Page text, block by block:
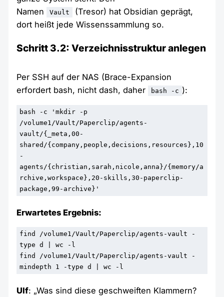
Namen
Vault
(Tresor) hat Obsidian geprägt,
dort heißt jede Wissenssammlung so.
Schritt 3.2: Verzeichnisstruktur anlegen
Per SSH auf der NAS (Brace-Expansion
erfordert bash, nicht dash, daher
bash -c ):
bash -c 'mkdir -p
/volume1/Vault/Paperclip/agents-
vault/{_meta,00-
shared/{company,people,decisions,resources},10
-
agents/{christian,sarah,nicole,anna}/{memory/a
rchive,workspace},20-skills,30-paperclip-
package,99-archive}'
Erwartetes Ergebnis:
find /volume1/Vault/Paperclip/agents-vault -
type d | wc -l
find /volume1/Vault/Paperclip/agents-vault -
mindepth 1 -type d | wc -l
Ulf: „Was sind diese geschweiften Klammern?